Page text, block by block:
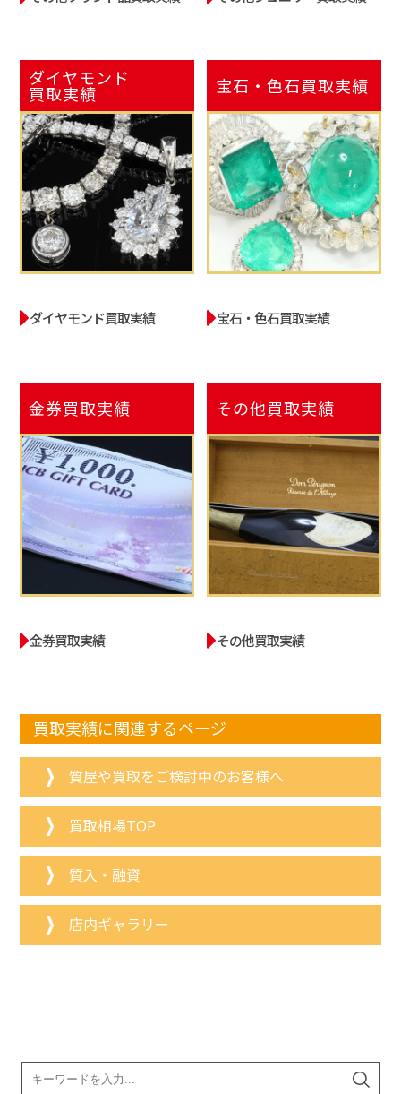
ダイヤモンド
買取実績
ダイヤモンド買取実績
宝石・色石買取実績
宝石・色石買取実績
金券買取実績
金券買取実績
その他買取実績
その他買取実績
買取実績に関連するページ
質屋や買取をご検討中のお客様へ
買取相場TOP
質入・融資
店内ギャラリー